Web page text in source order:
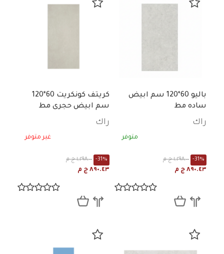
باليو 60*120 سم ابيض
ساده مط
راك
متوفر
١,٢٩٨.٠٠ ج م -31%
٨٩٠.٤٣ ج م
كريتف كونكريت 60*120
سم ابيض حجرى مط
راك
غير متوفر
١,٢٩٨.٠٠ ج م -31%
٨٩٠.٤٣ ج م